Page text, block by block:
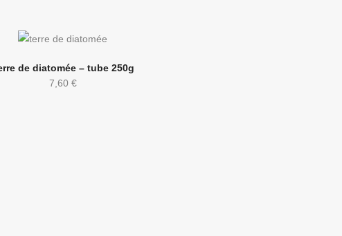
de diatomée – tube 250g
7,60 €